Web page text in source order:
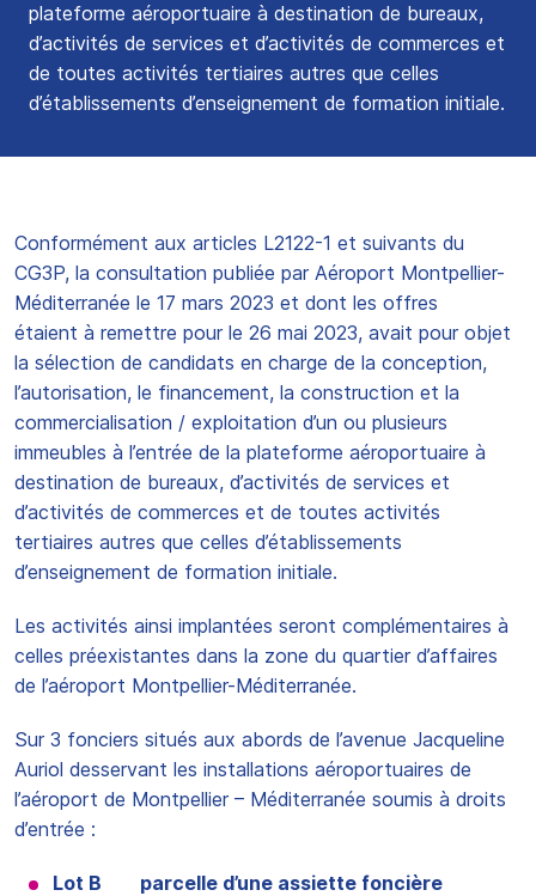
plateforme aéroportuaire à destination de bureaux,
d’activités de services et d’activités de commerces et
de toutes activités tertiaires autres que celles
d’établissements d’enseignement de formation initiale.
Conformément aux articles L2122-1 et suivants du
CG3P, la consultation publiée par Aéroport Montpellier-
Méditerranée le 17 mars 2023 et dont les offres
étaient à remettre pour le 26 mai 2023, avait pour objet
la sélection de candidats en charge de la conception,
l’autorisation, le financement, la construction et la
commercialisation / exploitation d’un ou plusieurs
immeubles à l’entrée de la plateforme aéroportuaire à
destination de bureaux, d’activités de services et
d’activités de commerces et de toutes activités
tertiaires autres que celles d’établissements
d’enseignement de formation initiale.
Les activités ainsi implantées seront complémentaires à
celles préexistantes dans la zone du quartier d’affaires
de l’aéroport Montpellier-Méditerranée.
Sur 3 fonciers situés aux abords de l’avenue Jacqueline
Auriol desservant les installations aéroportuaires de
l’aéroport de Montpellier – Méditerranée soumis à droits
d’entrée :
Lot B parcelle d’une assiette foncière